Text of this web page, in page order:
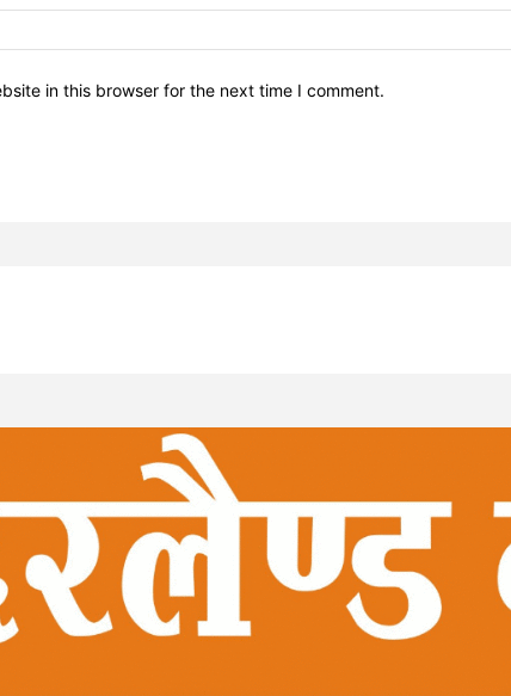
in this browser for the next time I comment.